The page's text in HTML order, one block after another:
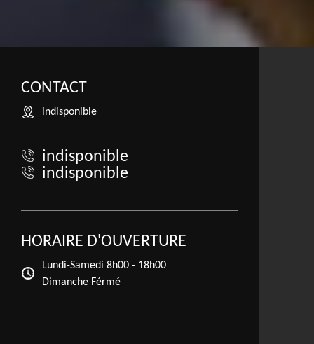
CONTACT
indisponible
indisponible
indisponible
HORAIRE D'OUVERTURE
Lundi-Samedi 8h00 - 18h00
Dimanche Férmé